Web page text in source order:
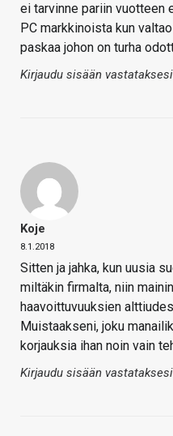
ei tarvinne pariin vuotteen
PC markkinoista kun
paskaa johon on turha
Kirjaudu sisään vastataksesi
Koje
8.1.2018
Sitten ja jahka, kun uusia
miltäkin firmalta, niin
haavoittuvuuksien
Muistaakseni, joku
korjauksia ihan noin vain
Kirjaudu sisään vastataksesi